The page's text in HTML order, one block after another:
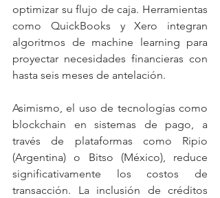
optimizar su flujo de caja. Herramientas
como QuickBooks y Xero integran
algoritmos de machine learning para
proyectar necesidades financieras con
hasta seis meses de antelación.
Asimismo, el uso de tecnologías como
blockchain en sistemas de pago, a
través de plataformas como Ripio
(Argentina) o Bitso (México), reduce
significativamente los costos de
transacción. La inclusión de créditos